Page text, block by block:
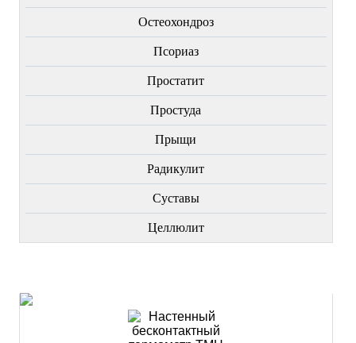
Остеохондроз
Пcориаз
Простатит
Простуда
Прыщи
Радикулит
Суставы
Целлюлит